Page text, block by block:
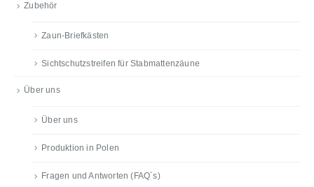
Zubehör
Zaun-Briefkästen
Sichtschutzstreifen für Stabmattenzäune
Über uns
Über uns
Produktion in Polen
Fragen und Antworten (FAQ´s)